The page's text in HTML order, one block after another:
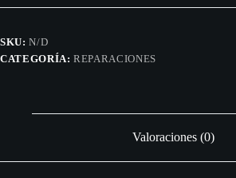
SKU:N/D
CATEGORÍA:REPARACIONES
Valoraciones (0)